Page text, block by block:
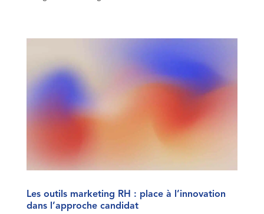
Les outils marketing RH : place à l’innovation
dans l’approche candidat